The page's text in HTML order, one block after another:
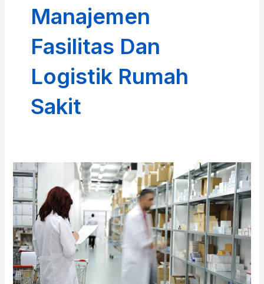
Manajemen
Fasilitas Dan
Logistik Rumah
Sakit